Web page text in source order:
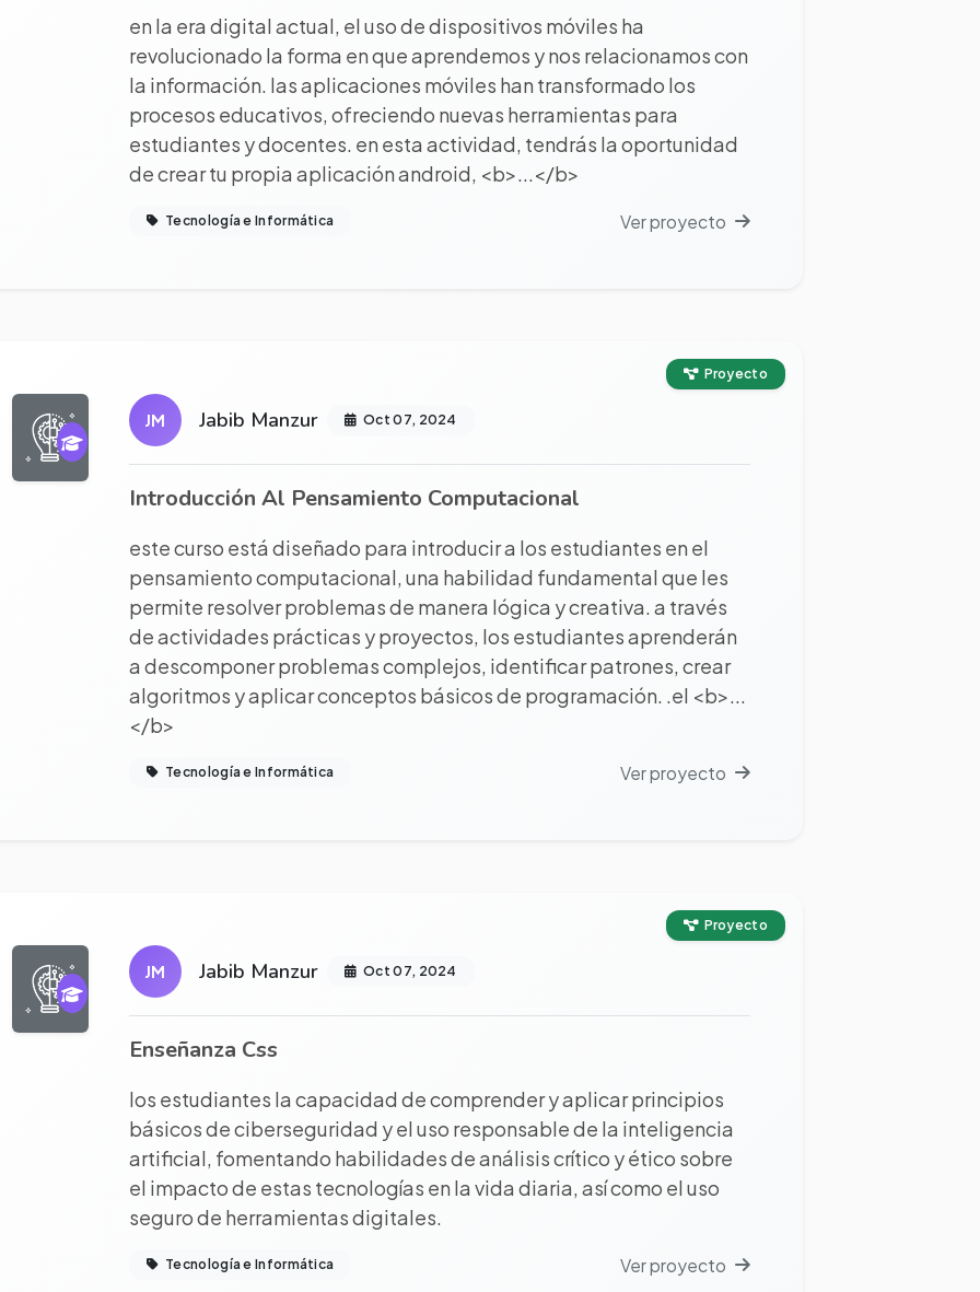
en la era digital actual, el uso de dispositivos móviles ha
revolucionado la forma en que aprendemos y nos relacionamos con
la información. las aplicaciones móviles han transformado los
procesos educativos, ofreciendo nuevas herramientas para
estudiantes y docentes. en esta actividad, tendrás la oportunidad
de crear tu propia aplicación android, <b>...</b>
Tecnología e Informática Ver proyecto
Proyecto
JM Jabib Manzur Oct 07, 2024
Introducción Al Pensamiento Computacional
este curso está diseñado para introducir a los estudiantes en el
pensamiento computacional, una habilidad fundamental que les
permite resolver problemas de manera lógica y creativa. a través
de actividades prácticas y proyectos, los estudiantes aprenderán
a descomponer problemas complejos, identificar patrones, crear
algoritmos y aplicar conceptos básicos de programación. .el <b>...
</b>
Tecnología e Informática Ver proyecto
Proyecto
JM Jabib Manzur Oct 07, 2024
Enseñanza Css
los estudiantes la capacidad de comprender y aplicar principios
básicos de ciberseguridad y el uso responsable de la inteligencia
artificial, fomentando habilidades de análisis crítico y ético sobre
el impacto de estas tecnologías en la vida diaria, así como el uso
seguro de herramientas digitales.
Tecnología e Informática Ver proyecto